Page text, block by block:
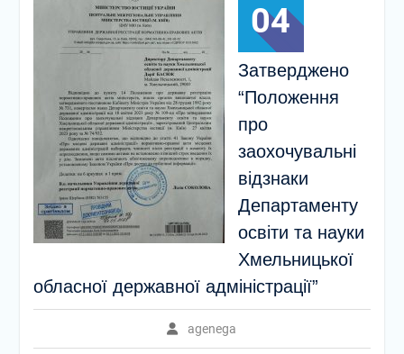
04
Затверджено
“Положення
про
заохочувальні
відзнаки
Департаменту
освіти та науки
Хмельницької
обласної державної адміністрації”
agenega